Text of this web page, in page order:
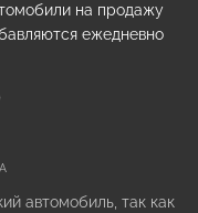
на продажу
ежедневно
автомобиль, так как